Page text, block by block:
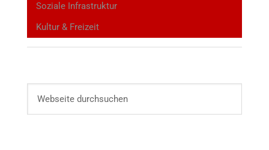
Soziale Infrastruktur
Kultur & Freizeit